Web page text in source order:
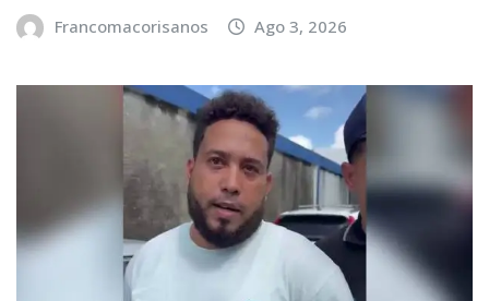
Francomacorisanos Ago 3, 2026